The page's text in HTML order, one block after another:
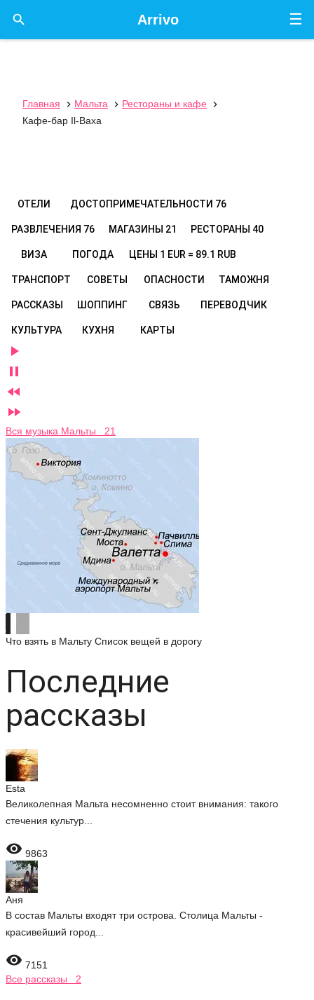
☰
Arrivo

Главная  Мальта  Рестораны и кафе

Кафе-бар Il-Baxa
ОТЕЛИ ДОСТОПРИМЕЧАТЕЛЬНОСТИ 76
РАЗВЛЕЧЕНИЯ 76 МАГАЗИНЫ 21 РЕСТОРАНЫ 40
ВИЗА ПОГОДА ЦЕНЫ 1 EUR = 89.1 RUB
ТРАНСПОРТ СОВЕТЫ ОПАСНОСТИ ТАМОЖНЯ
РАССКАЗЫ ШОППИНГ СВЯЗЬ ПЕРЕВОДЧИК
КУЛЬТУРА КУХНЯ КАРТЫ




Вся музыка Мальты 21
Что взять в Мальту Список вещей в дорогу
Последние
рассказы
Esta
Великолепная Мальта несомненно стоит внимания: такого
стечения культур...
 9863
Аня
В состав Мальты входят три острова. Столица Мальты -
красивейший город...
 7151
Все рассказы 2